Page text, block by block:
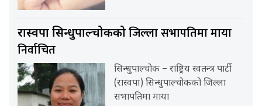
रास्वपा सिन्धुपाल्चोककोजिल्ला सभापतिमा माया
निर्वाचित
सिन्धुपाल्चोक – राष्ट्रिय स्वतन्त्र पार्टी
(रास्वपा) सिन्धुपाल्चोकको जिल्ला
सभापतिमा माया